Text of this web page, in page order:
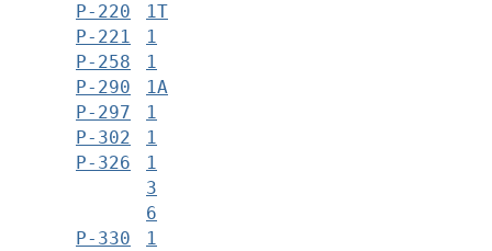
Р-220
1Т
Р-221
1
Р-258
1
Р-290
1А
Р-297
1
Р-302
1
Р-326
1
3
6
Р-330
1